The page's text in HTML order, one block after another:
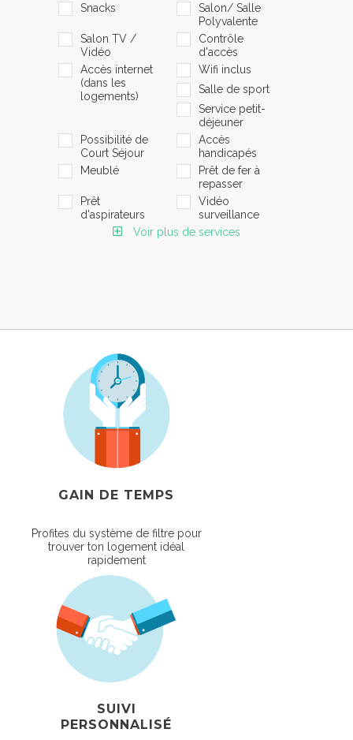
Snacks
Salon/ Salle
Polyvalente
Salon TV /
Vidéo
Contrôle
d'accès
Accès internet
(dans les
logements)
Wifi inclus
Salle de sport
Service petit-
déjeuner
Possibilité de
Court Séjour
Accès
handicapés
Meublé
Prêt de fer à
repasser
Prêt
d'aspirateurs
Vidéo
surveillance
Voir plus de services
GAIN DE TEMPS
Profites du système de filtre pour
trouver ton logement idéal
rapidement
SUIVI
PERSONNALISÉ